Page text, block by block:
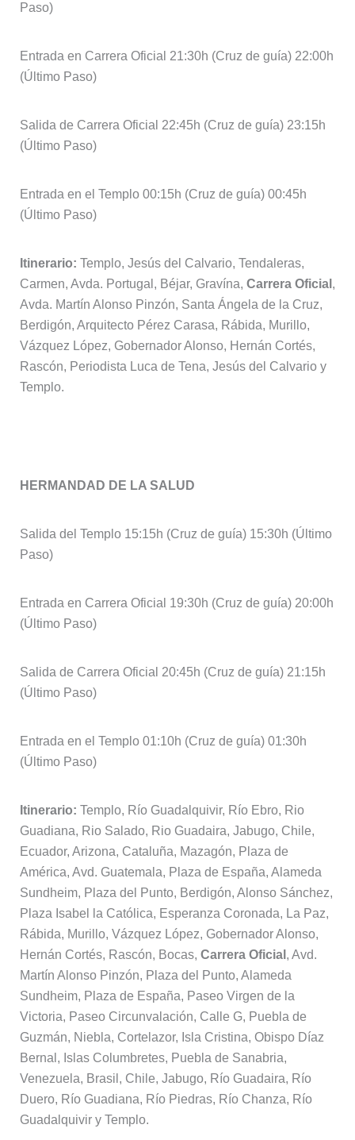
Paso)
Entrada en Carrera Oficial 21:30h (Cruz de guía) 22:00h
(Último Paso)
Salida de Carrera Oficial 22:45h (Cruz de guía) 23:15h
(Último Paso)
Entrada en el Templo 00:15h (Cruz de guía) 00:45h
(Último Paso)
Itinerario: Templo, Jesús del Calvario, Tendaleras,
Carmen, Avda. Portugal, Béjar, Gravína, Carrera Oficial ,
Avda. Martín Alonso Pinzón, Santa Ángela de la Cruz,
Berdigón, Arquitecto Pérez Carasa, Rábida, Murillo,
Vázquez López, Gobernador Alonso, Hernán Cortés,
Rascón, Periodista Luca de Tena, Jesús del Calvario y
Templo.
HERMANDAD DE LA SALUD
Salida del Templo 15:15h (Cruz de guía) 15:30h (Último
Paso)
Entrada en Carrera Oficial 19:30h (Cruz de guía) 20:00h
(Último Paso)
Salida de Carrera Oficial 20:45h (Cruz de guía) 21:15h
(Último Paso)
Entrada en el Templo 01:10h (Cruz de guía) 01:30h
(Último Paso)
Itinerario: Templo, Río Guadalquivir, Río Ebro, Rio
Guadiana, Rio Salado, Rio Guadaira, Jabugo, Chile,
Ecuador, Arizona, Cataluña, Mazagón, Plaza de
América, Avd. Guatemala, Plaza de España, Alameda
Sundheim, Plaza del Punto, Berdigón, Alonso Sánchez,
Plaza Isabel la Católica, Esperanza Coronada, La Paz,
Rábida, Murillo, Vázquez López, Gobernador Alonso,
Hernán Cortés, Rascón, Bocas, Carrera Oficial , Avd.
Martín Alonso Pinzón, Plaza del Punto, Alameda
Sundheim, Plaza de España, Paseo Virgen de la
Victoria, Paseo Circunvalación, Calle G, Puebla de
Guzmán, Niebla, Cortelazor, Isla Cristina, Obispo Díaz
Bernal, Islas Columbretes, Puebla de Sanabria,
Venezuela, Brasil, Chile, Jabugo, Río Guadaira, Río
Duero, Río Guadiana, Río Piedras, Río Chanza, Río
Guadalquivir y Templo.